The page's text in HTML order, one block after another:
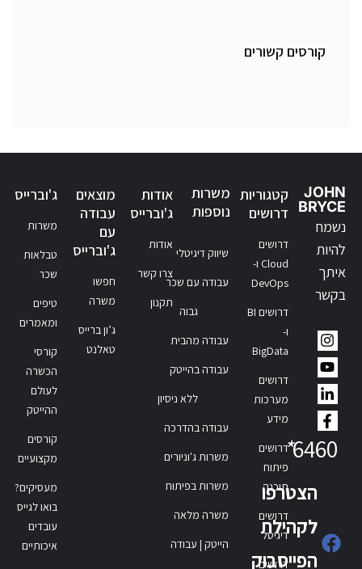
קורסים קשורים
JOHN
BRYCE
נשמח
להיות
איתך
בקשר
6460
*
הצטרפו
לקהילת
הפייסבוק
קטגוריות
דרושים
דרושים
Cloud ו-
DevOps
דרושים BI
ו-
BigData
דרושים
מערכות
מידע
דרושים
פיתוח
תוכנה
דרושים
דיגיטל
דרושים
משרות
נוספות
שיווק דיגיטלי
עבודה עם שכר
גבוה
עבודה מהבית
עבודה בהייטק
ללא ניסיון
עבודה בהדרכה
משרות ג'וניורים
משרות בפיתוח
משרה מלאה
הייטק | עבודה
אודות
ג'וברייס
אודות
צרו קשר
תקנון
מוצאים
עבודה
עם
ג'וברייס
חפשו
משרה
ג’ון ברייס
טאלנט
ג'וברייס
משרות
טבלאות
שכר
טיפים
ומאמרים
קורסי
הכשרה
לעולם
ההייטק
קורסים
מקצועיים
מעסיקים?
בואו לגייס
עובדים
איכותיים